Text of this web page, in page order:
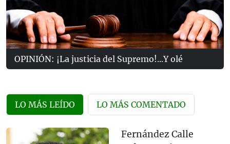
OPINIÓN: ¡La justicia del Supremo!...Y olé
LO MÁS LEÍDO LO MÁS COMENTADO
Fernández Calle